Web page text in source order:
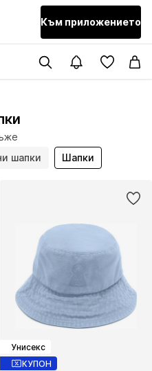
Към приложението
шапки Шапки
Унисекс
КУПОН